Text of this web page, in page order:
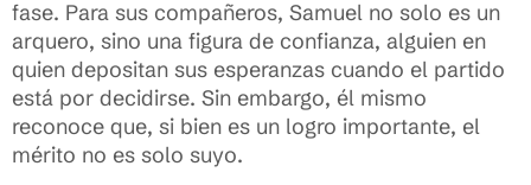
fase. Para sus compañeros, Samuel no solo es un
arquero, sino una figura de confianza, alguien en
quien depositan sus esperanzas cuando el partido
está por decidirse. Sin embargo, él mismo
reconoce que, si bien es un logro importante, el
mérito no es solo suyo.